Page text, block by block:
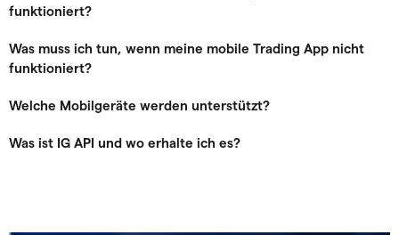
funktioniert?
Was muss ich tun, wenn meine mobile Trading App nicht
funktioniert?
Welche Mobilgeräte werden unterstützt?
Was ist IG API und wo erhalte ich es?